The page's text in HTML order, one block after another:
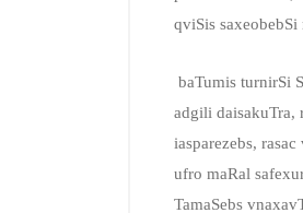
qviSis
baTumis turnirSi
adgili daisakuTra,
iasparezebs,
ufro maRal
TamaSebs